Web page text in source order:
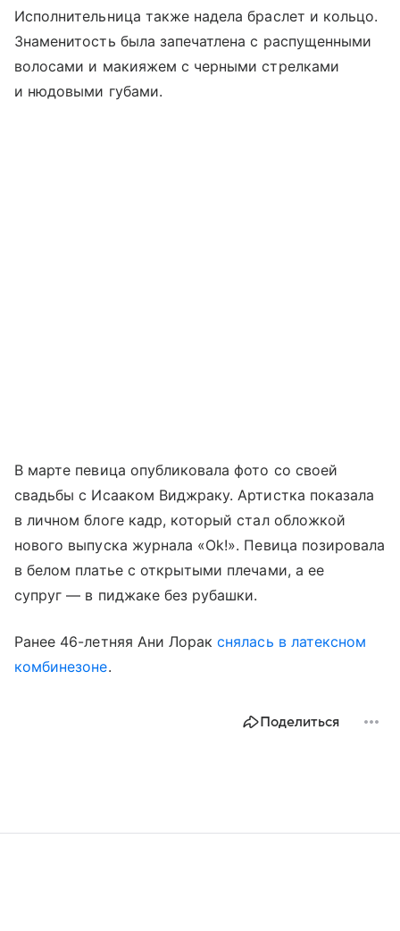
Исполнительница также надела браслет и кольцо.
Знаменитость была запечатлена с распущенными
волосами и макияжем с черными стрелками
и нюдовыми губами.
В марте певица опубликовала фото со своей
свадьбы с Исааком Виджраку. Артистка показала
в личном блоге кадр, который стал обложкой
нового выпуска журнала «Ok!». Певица позировала
в белом платье с открытыми плечами, а ее
супруг — в пиджаке без рубашки.
Ранее 46-летняя Ани Лоракснялась в латексном
комбинезоне.
Поделиться